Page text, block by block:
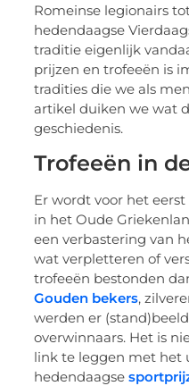
Romeinse legionairs
hedendaagse
traditie eigenlijk
prijzen en trofeeën is
tradities die we als
artikel duiken we wat
geschiedenis.
Trofeeën in
Er wordt voor het
in het Oude
een verbastering van
wat verpletteren of
trofeeën bestonden
Gouden bekers,
werden er
overwinnaars. Het is
link te leggen met het
hedendaagse